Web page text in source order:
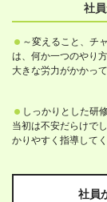
社
～変えること、チ
は、何か一つのやり
大きな労力がかかっ
する施策提案→意思
ん、他の成長企業で
したい方や新しいこ
しっかりとした研修制度、働
当初は不安だらけで
かりやすく指導して
れるので、不安も徐
社員